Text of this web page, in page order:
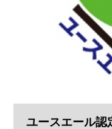
ユースエール認